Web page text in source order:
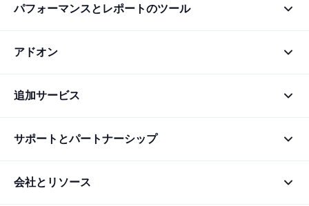
パフォーマンスとレポートのツール
アドオン
追加サービス
サポートとパートナーシップ
会社とリソース